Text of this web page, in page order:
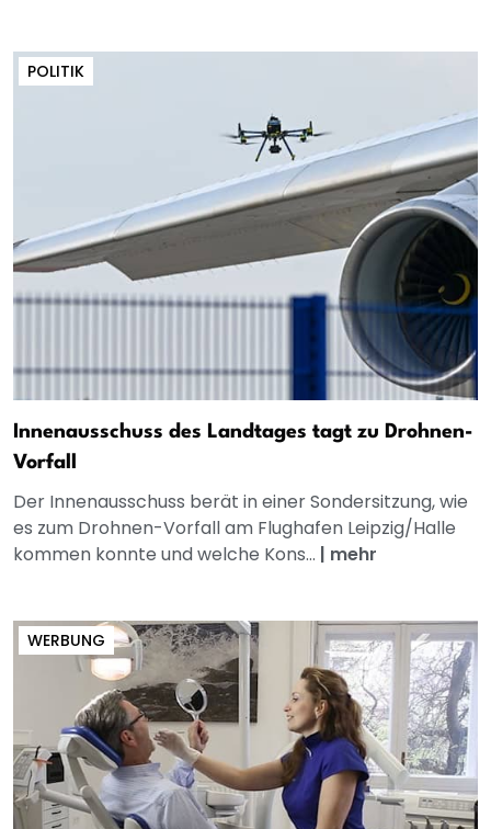
POLITIK
Innenausschuss des Landtages tagt zu Drohnen-
Vorfall
Der Innenausschuss berät in einer Sondersitzung, wie
es zum Drohnen-Vorfall am Flughafen Leipzig/Halle
kommen konnte und welche Kons... | mehr
WERBUNG